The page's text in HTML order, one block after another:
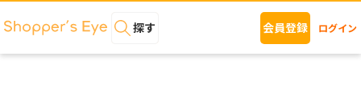
探す 会員登録 ログイン